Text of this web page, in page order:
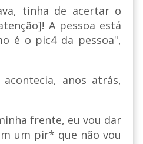
tinha de acertar o
A pessoa está
é o pic4 da pessoa",
anos atrás,
frente, eu vou dar
um pir* que não vou